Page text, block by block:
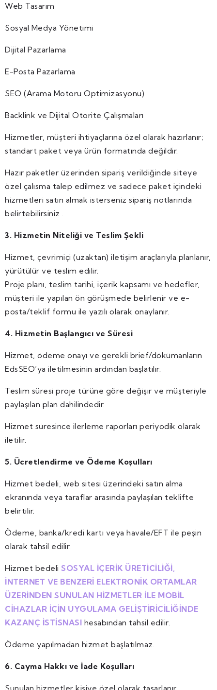
Web Tasarım
Sosyal Medya Yönetimi
Dijital Pazarlama
E-Posta Pazarlama
SEO (Arama Motoru Optimizasyonu)
Backlink ve Dijital Otorite Çalışmaları
Hizmetler, müşteri ihtiyaçlarına özel olarak hazırlanır;
standart paket veya ürün formatında değildir.
Hazır paketler üzerinden sipariş verildiğinde siteye
özel çalısma talep edilmez ve sadece paket içindeki
hizmetleri satın almak isterseniz sipariş notlarında
belirtebilirsiniz .
3. Hizmetin Niteliği ve Teslim Şekli
Hizmet, çevrimiçi (uzaktan) iletişim araçlarıyla planlanır,
yürütülür ve teslim edilir.
Proje planı, teslim tarihi, içerik kapsamı ve hedefler,
müşteri ile yapılan ön görüşmede belirlenir ve e-
posta/teklif formu ile yazılı olarak onaylanır.
4. Hizmetin Başlangıcı ve Süresi
Hizmet, ödeme onayı ve gerekli brief/dökümanların
EdsSEO’ya iletilmesinin ardından başlatılır.
Teslim süresi proje türüne göre değişir ve müşteriyle
paylaşılan plan dahilindedir.
Hizmet süresince ilerleme raporları periyodik olarak
iletilir.
5. Ücretlendirme ve Ödeme Koşulları
Hizmet bedeli, web sitesi üzerindeki satın alma
ekranında veya taraflar arasında paylaşılan teklifte
belirtilir.
Ödeme, banka/kredi kartı veya havale/EFT ile peşin
olarak tahsil edilir.
Hizmet bedeli SOSYAL İÇERİK ÜRETİCİLİĞİ,
İNTERNET VE BENZERİ ELEKTRONİK ORTAMLAR
ÜZERİNDEN SUNULAN HİZMETLER İLE MOBİL
CİHAZLAR İÇİN UYGULAMA GELİŞTİRİCİLİĞİNDE
KAZANÇ İSTİSNASI hesabından tahsil edilir.
Ödeme yapılmadan hizmet başlatılmaz.
6. Cayma Hakkı ve İade Koşulları